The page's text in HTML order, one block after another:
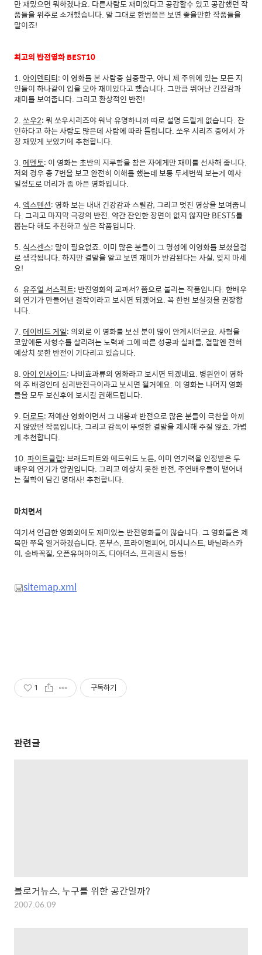
만 재밌으면 뭐하겠나요. 다른사람도 재미있다고 공감할수 있고 공감했던 작
품들을 위주로 소개했습니다. 말 그대로 한번쯤은 보면 좋을만한 작품들을
말이죠!
최고의 반전영화 BEST10
1. 아이덴티티: 이 영화를 본 사람중 십중팔구, 아니 제 주위에 있는 모든 지
인들이 하나같이 입을 모아 재미있다고 했습니다. 그만큼 뛰어난 긴장감과
재미를 보여줍니다. 그리고 환상적인 반전!
2.쏘우2: 뭐 쏘우시리즈야 워낙 유명하니까 따로 설명 드릴게 없습니다. 잔
인하다고 하는 사람도 많은데 사람에 따라 틀립니다. 쏘우 시리즈 중에서 가
장 재밌게 보았기에 추천합니다.
3. 메멘토: 이 영화는 초반의 지루함을 참은 자에게만 재미를 선사해 줍니다.
저의 경우 총 7번을 보고 완전히 이해를 했는데 보통 두세번씩 보는게 예사
일정도로 머리가 좀 아픈 영화입니다.
4. 엑스텐션: 영화 보는 내내 긴강감과 스릴감, 그리고 멋진 영상을 보여줍니
다. 그리고 마지막 극강의 반전. 약간 잔인한 장면이 없지 않지만 BEST5를
뽑는다 해도 추천하고 싶은 작품입니다.
5. 식스센스: 말이 필요없죠. 이미 많은 분들이 그 명성에 이영화를 보셨을걸
로 생각됩니다. 하지만 결말을 알고 보면 재미가 반감된다는 사실, 잊지 마세
요!
6.유주얼 서스팩트: 반전영화의 교과서? 쯤으로 불리는 작품입니다. 한배우
의 연기가 만들어낸 걸작이라고 보시면 되겠어요. 꼭 한번 보실것을 권장합
니다.
7. 데이비드 게일: 의외로 이 영화를 보신 분이 많이 안계시더군요. 사형을
코앞에둔 사형수를 살리려는 노력과 그에 따른 성공과 실패들, 결말엔 전혀
예상치 못한 반전이 기다리고 있습니다.
8. 아이 인사이드: 나비효과류의 영화라고 보시면 되겠네요. 병원안이 영화
의 주 배경인데 심리반전극이라고 보시면 될거에요. 이 영화는 나머지 영화
들을 모두 보신후에 보시길 권해드립니다.
9. 더로드: 저예산 영화이면서 그 내용과 반전으로 많은 분들이 극찬을 아끼
지 않았던 작품입니다. 그리고 감독이 뚜렷한 결말을 제시해 주질 않죠. 가볍
게 추천합니다.
10.파이트클럽: 브래드피트와 에드워드 노튼, 이미 연기력을 인정받은 두
배우의 연기가 압권입니다. 그리고 예상치 못한 반전, 주연배우들이 뱉어내
는 철학이 담긴 명대사! 추천합니다.
마치면서
여기서 언급한 영화외에도 재미있는 반전영화들이 많습니다. 그 영화들은 제
목만 쭈욱 열거하겠습니다. 폰부스, 프라이멀피어, 머시니스트, 바닐라스카
이, 숨바꼭질, 오픈유어아이즈, 디아더스, 프리퀀시 등등!
sitemap.xml
1 구독하기
관련글
블로거뉴스, 누구를 위한 공간일까?
2007.06.09